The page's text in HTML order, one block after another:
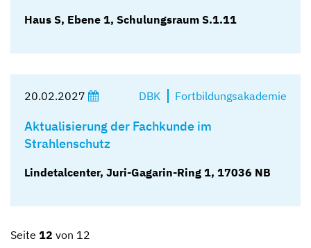
Haus S, Ebene 1, Schulungsraum S.1.11
20.02.2027 DBK Fortbildungsakademie
Aktualisierung der Fachkunde im
Strahlenschutz
Lindetalcenter, Juri-Gagarin-Ring 1, 17036 NB
Seite 12 von 12